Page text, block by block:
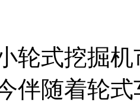
轮式挖掘
伴随着轮